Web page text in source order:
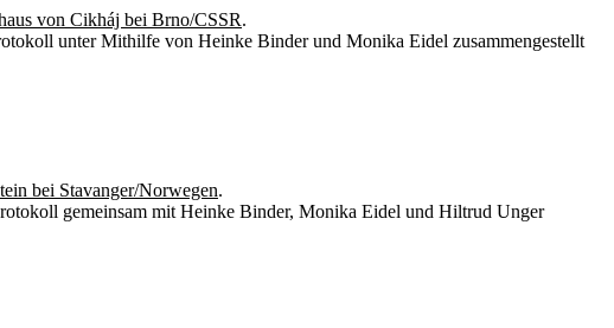
von Cikháj bei Brno/CSSR.
unter Mithilfe von Heinke Binder und Monika Eidel zusammengestellt
bei Stavanger/Norwegen.
gemeinsam mit Heinke Binder, Monika Eidel und Hiltrud Unger